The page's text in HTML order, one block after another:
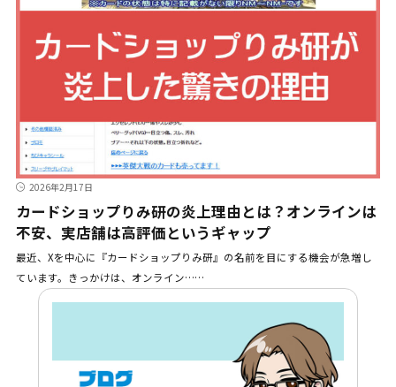
2026年2月17日
カードショップりみ研の炎上理由とは？オンラインは
不安、実店舗は高評価というギャップ
最近、Xを中心に『カードショップりみ研』の名前を目にする機会が急増し
ています。きっかけは、オンライン……